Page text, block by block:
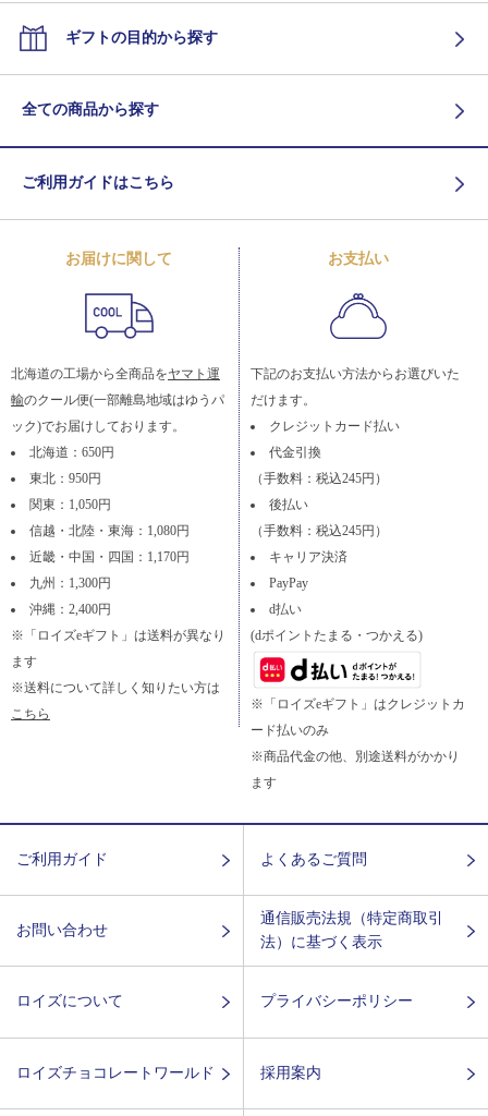
ギフトの目的から探す
全ての商品から探す
ご利用ガイドはこちら
お届けに関して
北海道の工場から全商品をヤマト運
輸のクール便(一部離島地域はゆうパ
ック)でお届けしております。
北海道：650円
東北：950円
関東：1,050円
信越・北陸・東海：1,080円
近畿・中国・四国：1,170円
九州：1,300円
沖縄：2,400円
※「ロイズeギフト」は送料が異なり
ます
※送料について詳しく知りたい方は
こちら
お支払い
下記のお支払い方法からお選びいた
だけます。
クレジットカード払い
代金引換
（手数料：税込245円）
後払い
（手数料：税込245円）
キャリア決済
PayPay
d払い
(dポイントたまる・つかえる)
※「ロイズeギフト」はクレジットカ
ード払いのみ
※商品代金の他、別途送料がかかり
ます
ご利用ガイド よくあるご質問
お問い合わせ
通信販売法規（特定商取引
法）に基づく表示
ロイズについて プライバシーポリシー
ロイズチョコレートワールド 採用案内